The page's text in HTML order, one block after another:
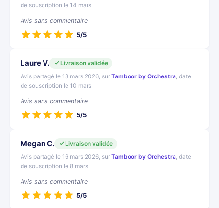
de souscription le 14 mars
Avis sans commentaire
5/5
Laure V.
Livraison validée
Avis partagé le 18 mars 2026, sur Tamboor by Orchestra, date
de souscription le 10 mars
Avis sans commentaire
5/5
Megan C.
Livraison validée
Avis partagé le 16 mars 2026, sur Tamboor by Orchestra, date
de souscription le 8 mars
Avis sans commentaire
5/5